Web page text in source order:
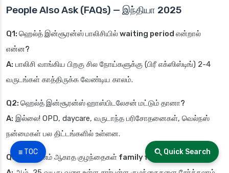
☰ TOC
People Also Ask (FAQs) — இந்தியா 2025
Q1: ஹெல்த் இன்சூரன்ஸ் பாலிசியில் waiting period என்றால்
என்ன?
A: பாலிசி வாங்கிய பிறகு சில நோய்களுக்கு (பிரீ எக்ஸிஸ்டிங்) 2-4
வருடங்கள் காத்திருக்க வேண்டிய காலம்.
Q2: ஹெல்த் இன்சூரன்ஸ் ஹாஸ்பிடலேசன் மட்டும் தானா?
A: இல்லை! OPD, daycare, வருடாந்த பரிசோதனைகள், வெல்நஸ்
நன்மைகள் பல திட்டங்களில் உள்ளன.
Q3: திருமணம் ஆகாத குழந்தைகள் family floater-ல் வருமா?
Quick Search